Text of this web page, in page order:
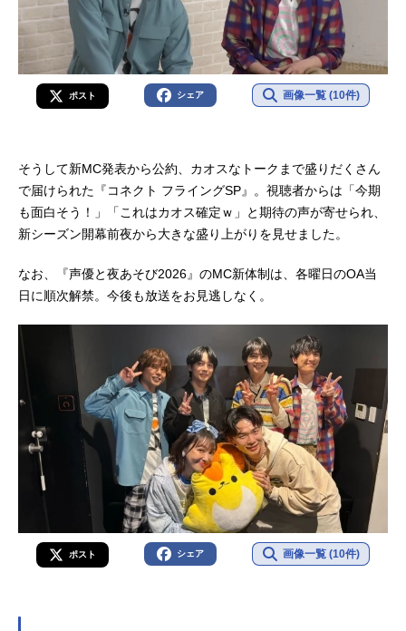
ポスト シェア 画像一覧 (10件)
そうして新MC発表から公約、カオスなトークまで盛りだくさん
で届けられた『コネクト フライングSP』。視聴者からは「今期
も面白そう！」「これはカオス確定ｗ」と期待の声が寄せられ、
新シーズン開幕前夜から大きな盛り上がりを見せました。
なお、『声優と夜あそび2026』のMC新体制は、各曜日のOA当
日に順次解禁。今後も放送をお見逃しなく。
ポスト シェア 画像一覧 (10件)